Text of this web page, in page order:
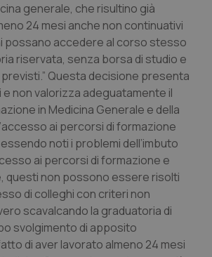
generale, che risultino già
24 mesi anche non continuativi
possano accedere al corso stesso
riservata, senza borsa di studio e
previsti.” Questa decisione presenta
non valorizza adeguatamente il
in Medicina Generale e della
ai percorsi di formazione
noti i problemi dell’imbuto
ai percorsi di formazione e
questi non possono essere risolti
di colleghi con criteri non
scavalcando la graduatoria di
svolgimento di apposito
di aver lavorato almeno 24 mesi